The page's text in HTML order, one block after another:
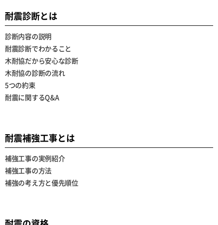
耐震診断とは
診断内容の説明
耐震診断でわかること
木耐協だから安心な診断
木耐協の診断の流れ
5つの約束
耐震に関するQ&A
耐震補強工事とは
補強工事の実例紹介
補強工事の方法
補強の考え方と優先順位